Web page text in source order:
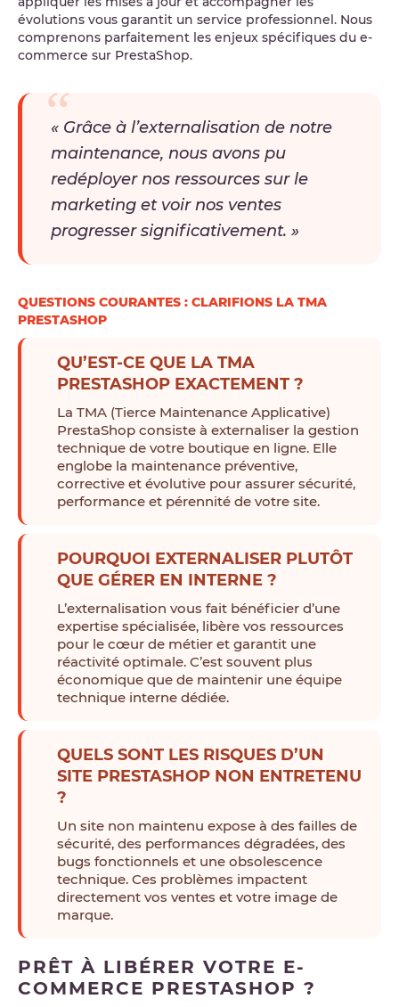
évolutions vous garantit un service professionnel. Nous
comprenons parfaitement les enjeux spécifiques du e-
commerce sur PrestaShop.
« Grâce à l’externalisation de notre
maintenance, nous avons pu
redéployer nos ressources sur le
marketing et voir nos ventes
progresser significativement. »
QUESTIONS COURANTES : CLARIFIONS LA TMA
PRESTASHOP
QU’EST-CE QUE LA TMA
PRESTASHOP EXACTEMENT ?
La TMA (Tierce Maintenance Applicative)
PrestaShop consiste à externaliser la gestion
technique de votre boutique en ligne. Elle
englobe la maintenance préventive,
corrective et évolutive pour assurer sécurité,
performance et pérennité de votre site.
POURQUOI EXTERNALISER PLUTÔT
QUE GÉRER EN INTERNE ?
L’externalisation vous fait bénéficier d’une
expertise spécialisée, libère vos ressources
pour le cœur de métier et garantit une
réactivité optimale. C’est souvent plus
économique que de maintenir une équipe
technique interne dédiée.
QUELS SONT LES RISQUES D’UN
SITE PRESTASHOP NON ENTRETENU
?
Un site non maintenu expose à des failles de
sécurité, des performances dégradées, des
bugs fonctionnels et une obsolescence
technique. Ces problèmes impactent
directement vos ventes et votre image de
marque.
PRÊT À LIBÉRER VOTRE E-
COMMERCE PRESTASHOP ?